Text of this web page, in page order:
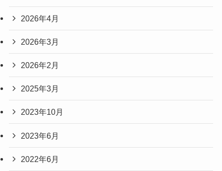
2026年4月
2026年3月
2026年2月
2025年3月
2023年10月
2023年6月
2022年6月